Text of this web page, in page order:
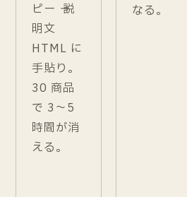
ピー → 説
明文
HTML に
手貼り。
30 商品
で 3〜5
時間が消
える。
なる。